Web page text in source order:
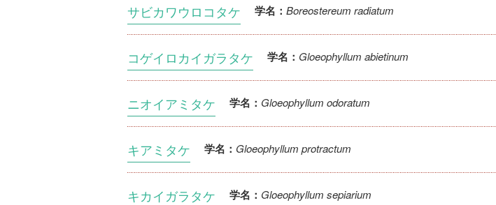
サビカワウロコタケ 学名： Boreostereum radiatum
コゲイロカイガラタケ 学名： Gloeophyllum abietinum
ニオイアミタケ 学名： Gloeophyllum odoratum
キアミタケ 学名： Gloeophyllum protractum
キカイガラタケ 学名： Gloeophyllum sepiarium